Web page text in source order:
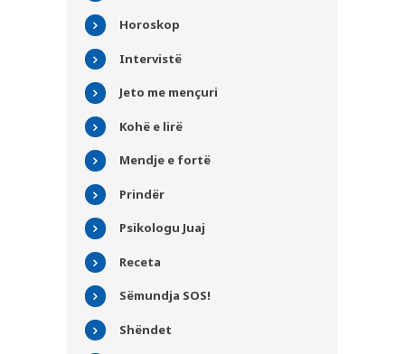
PLUSPHARMA
BARNATORE
REKOMANDIME
KËSHILLA
KARRIERA
KONTAKT
Horoskop
Intervistë
Jeto me mençuri
Kohë e lirë
Mendje e fortë
Prindër
Psikologu Juaj
Receta
Sëmundja SOS!
Shëndet